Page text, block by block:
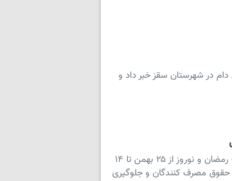
۱۱ میلیارد و ۲۰۰ میلیون ریالی قاچاقچی دام در شهرستان سقز خبر داد و
سرویس کردستان – مدیرکل تعزیرات حکومتی استان کردستان از آغاز طرح مشترک نظارت و بازرسی ویژه ماه مبارک رمضان و نوروز از ۲۵ بهمن تا ۱۴
از حقوق مصرف کنندگان و جلوگیری